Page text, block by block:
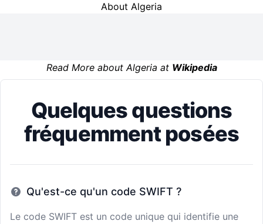
About Algeria
Read More about Algeria at Wikipedia
Quelques questions
fréquemment posées
Qu'est-ce qu'un code SWIFT ?
Le code SWIFT est un code unique qui identifie une